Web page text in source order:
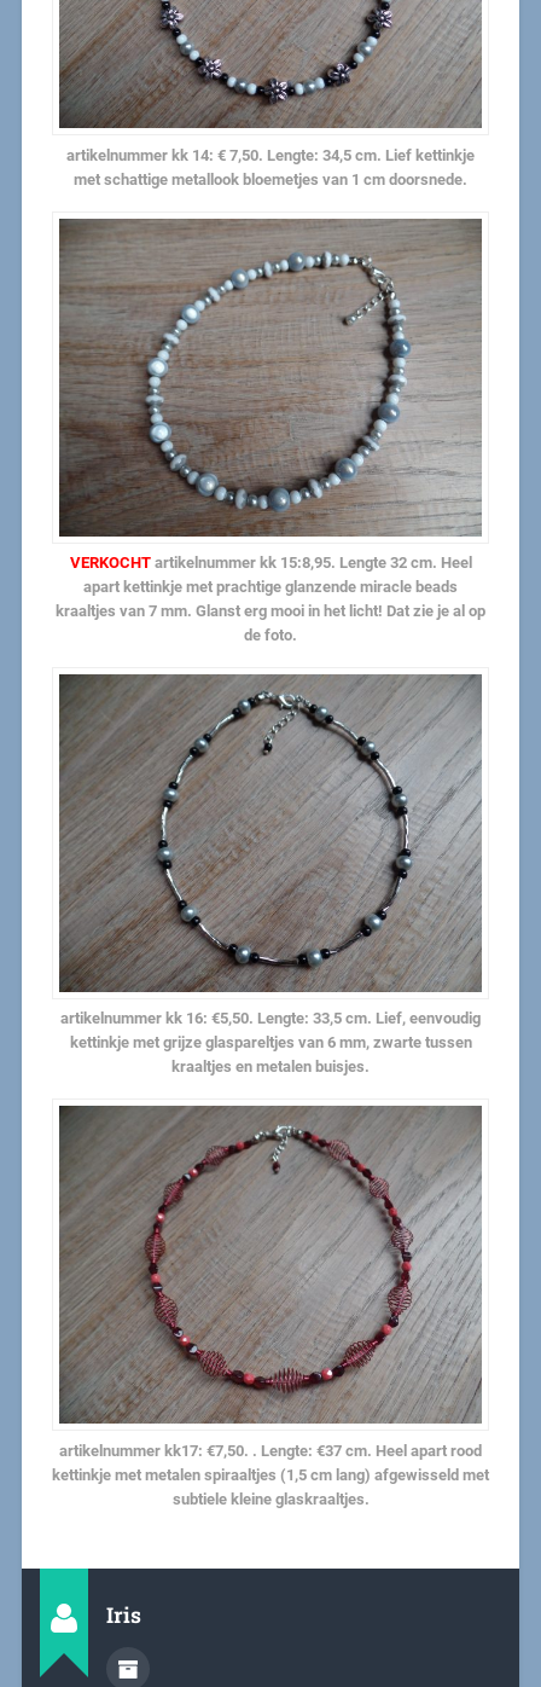
artikelnummer kk 14: € 7,50. Lengte: 34,5 cm. Lief kettinkje
met schattige metallook bloemetjes van 1 cm doorsnede.
VERKOCHT artikelnummer kk 15:8,95. Lengte 32 cm. Heel
apart kettinkje met prachtige glanzende miracle beads
kraaltjes van 7 mm. Glanst erg mooi in het licht! Dat zie je al op
de foto.
artikelnummer kk 16: €5,50. Lengte: 33,5 cm. Lief, eenvoudig
kettinkje met grijze glaspareltjes van 6 mm, zwarte tussen
kraaltjes en metalen buisjes.
artikelnummer kk17: €7,50. . Lengte: €37 cm. Heel apart rood
kettinkje met metalen spiraaltjes (1,5 cm lang) afgewisseld met
subtiele kleine glaskraaltjes.
Iris